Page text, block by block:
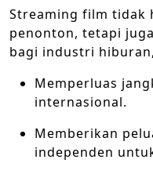
Streaming film tidak
penonton, tetapi
bagi industri
Memperluas
internasional.
Memberikan
independen